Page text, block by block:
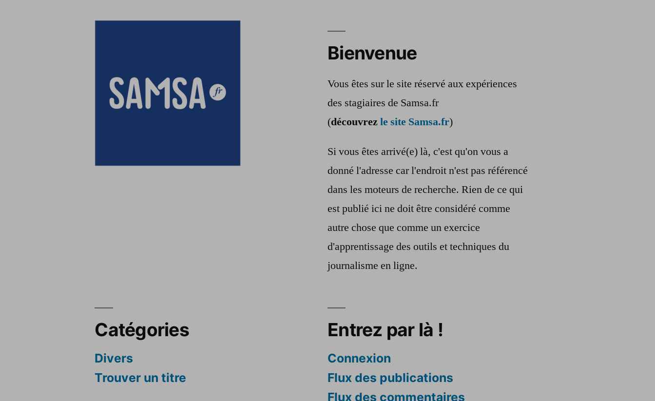
Bienvenue
Vous êtes sur le site réservé aux expériences
des stagiaires de Samsa.fr
(découvrezle site Samsa.fr)
Si vous êtes arrivé(e) là, c'est qu'on vous a
donné l'adresse car l'endroit n'est pas référencé
dans les moteurs de recherche. Rien de ce qui
est publié ici ne doit être considéré comme
autre chose que comme un exercice
d'apprentissage des outils et techniques du
journalisme en ligne.
Catégories
Divers
Trouver un titre
Entrez par là !
Connexion
Flux des publications
Flux des commentaires